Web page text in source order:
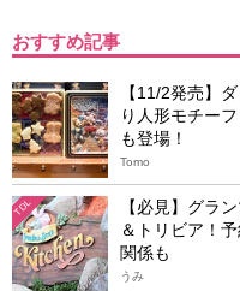
おすすめ記事
【11/2発売】
り人形モチー
も登場！
Tomo
TDL
【必見】グラ
＆トリビア！
関係も
うみ